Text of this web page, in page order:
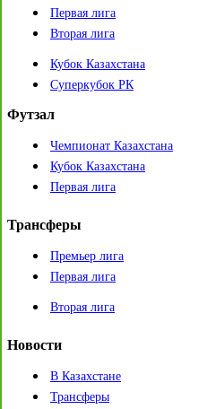
Первая лига
Вторая лига
Кубок Казахстана
Суперкубок РК
Футзал
Чемпионат Казахстана
Кубок Казахстана
Первая лига
Трансферы
Премьер лига
Первая лига
Вторая лига
Новости
В Казахстане
Трансферы